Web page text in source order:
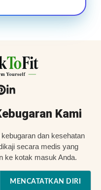
Kami
dan kesehatan
secara medis yang
ke kotak masuk Anda.
MENCATATKAN DIRI